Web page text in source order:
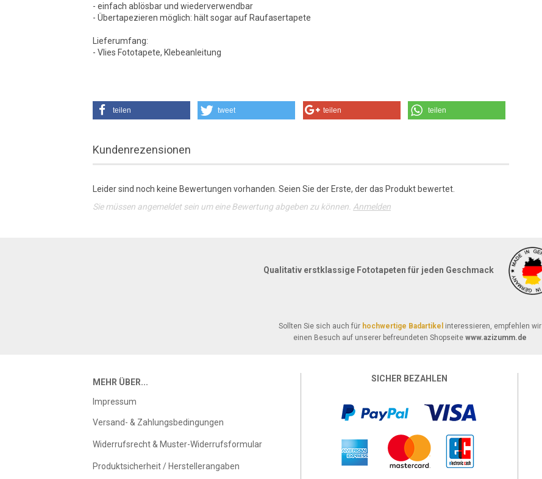
- einfach ablösbar und wiederverwendbar
- Übertapezieren möglich: hält sogar auf Raufasertapete
Lieferumfang:
- Vlies Fototapete, Klebeanleitung
teilen tweet teilen teilen
Kundenrezensionen
Leider sind noch keine Bewertungen vorhanden. Seien Sie der Erste, der das Produkt bewertet.
Sie müssen angemeldet sein um eine Bewertung abgeben zu können. Anmelden
Qualitativ erstklassige Fototapeten für jeden Geschmack
Sollten Sie sich auch für hochwertige Badartikel interessieren, empfehlen wir
einen Besuch auf unserer befreundeten Shopseite www.azizumm.de
MEHR ÜBER...
Impressum
Versand- & Zahlungsbedingungen
Widerrufsrecht & Muster-Widerrufsformular
Produktsicherheit / Herstellerangaben
SICHER BEZAHLEN